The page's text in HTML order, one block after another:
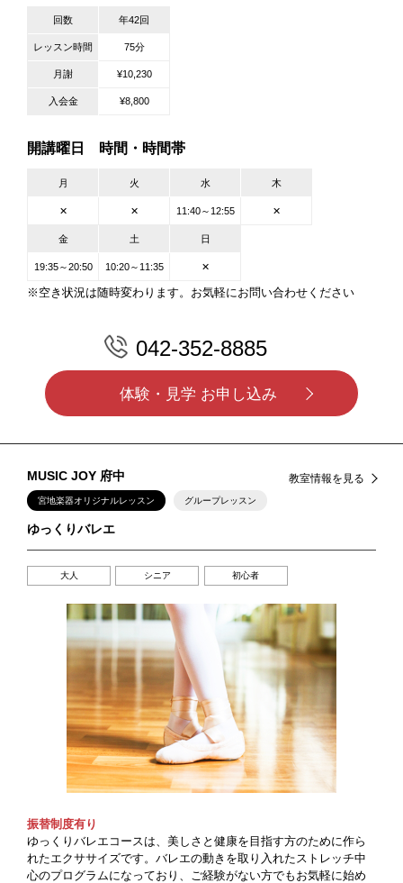
回数 年42回
レッスン時間 75分
月謝 ¥10,230
入会金 ¥8,800
開講曜日 時間・時間帯
月 火 水 木
✕ ✕ 11:40～12:55 ✕
金 土 日
19:35～20:50 10:20～11:35 ✕
※空き状況は随時変わります。お気軽にお問い合わせください
042-352-8885
体験・見学 お申し込み
MUSIC JOY 府中 教室情報を見る
宮地楽器オリジナルレッスン グループレッスン
ゆっくりバレエ
大人 シニア 初心者
振替制度有り
ゆっくりバレエコースは、美しさと健康を目指す方のために作ら
れたエクササイズです。バレエの動きを取り入れたストレッチ中
心のプログラムになっており、ご経験がない方でもお気軽に始め